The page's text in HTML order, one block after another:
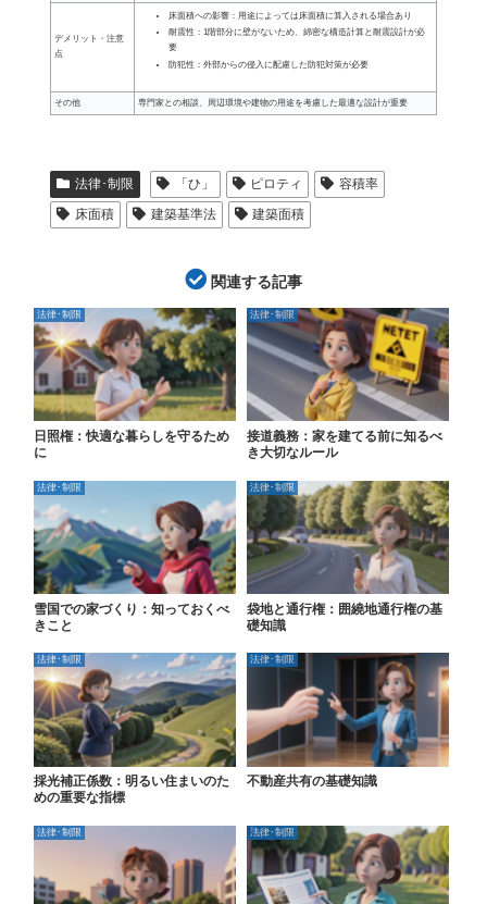
デメリット・注意
点
床面積への影響：用途によっては床面積に算入される場合あり
耐震性：1階部分に壁がないため、綿密な構造計算と耐震設計が必
要
防犯性：外部からの侵入に配慮した防犯対策が必要
その他 専門家との相談、周辺環境や建物の用途を考慮した最適な設計が重要
法律･制限 「ひ」 ピロティ
容積率
床面積
建築基準法 建築面積
関連する記事
法律･制限
日照権：快適な暮らしを守るため
に
法律･制限
接道義務：家を建てる前に知るべ
き大切なルール
法律･制限
雪国での家づくり：知っておくべ
きこと
法律･制限
袋地と通行権：囲繞地通行権の基
礎知識
法律･制限
採光補正係数：明るい住まいのた
めの重要な指標
法律･制限
不動産共有の基礎知識
法律･制限 法律･制限